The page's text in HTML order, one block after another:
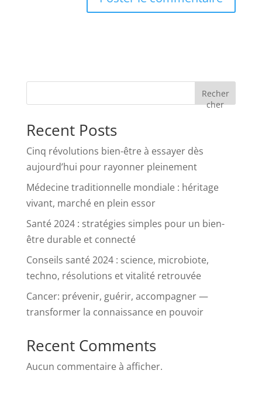
Recher
cher
Recent Posts
Cinq révolutions bien-être à essayer dès
aujourd’hui pour rayonner pleinement
Médecine traditionnelle mondiale : héritage
vivant, marché en plein essor
Santé 2024 : stratégies simples pour un bien-
être durable et connecté
Conseils santé 2024 : science, microbiote,
techno, résolutions et vitalité retrouvée
Cancer: prévenir, guérir, accompagner —
transformer la connaissance en pouvoir
Recent Comments
Aucun commentaire à afficher.